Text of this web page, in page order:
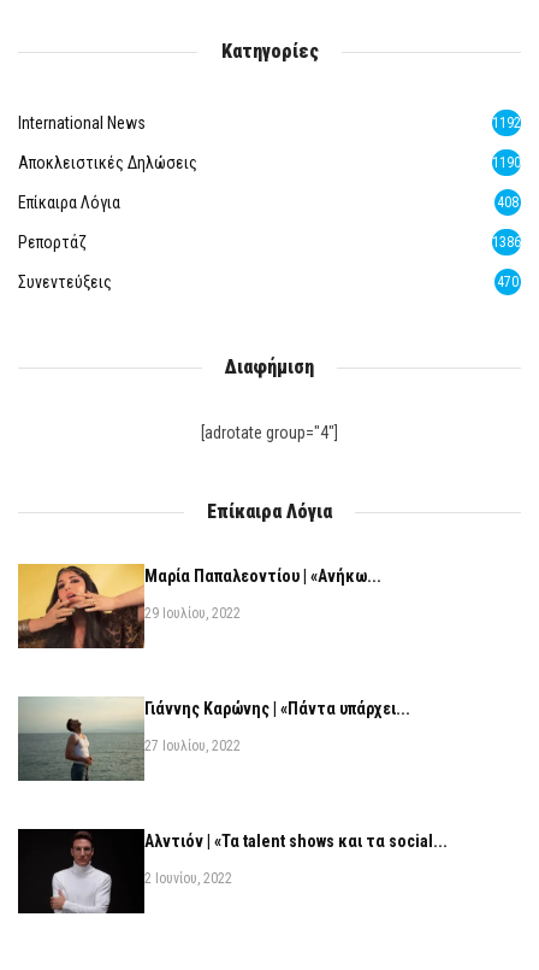
Κατηγορίες
International News 1192
Αποκλειστικές Δηλώσεις 1190
Επίκαιρα Λόγια 408
Ρεπορτάζ 1386
Συνεντεύξεις 470
Διαφήμιση
[adrotate group="4"]
Επίκαιρα Λόγια
Μαρία Παπαλεοντίου | «Ανήκω...
29 Ιουλίου, 2022
Γιάννης Καρώνης | «Πάντα υπάρχει...
27 Ιουλίου, 2022
Αλντιόν | «Τα talent shows και τα social...
2 Ιουνίου, 2022